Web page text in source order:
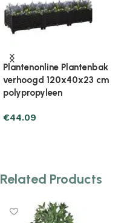
Plantenonline Plantenbak
verhoogd 120x40x71 cm
polypropyleen
€71.53
Related Products